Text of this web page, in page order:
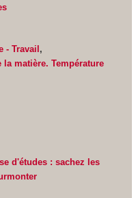
- Travail ,
matière. Température
d'études : sachez les